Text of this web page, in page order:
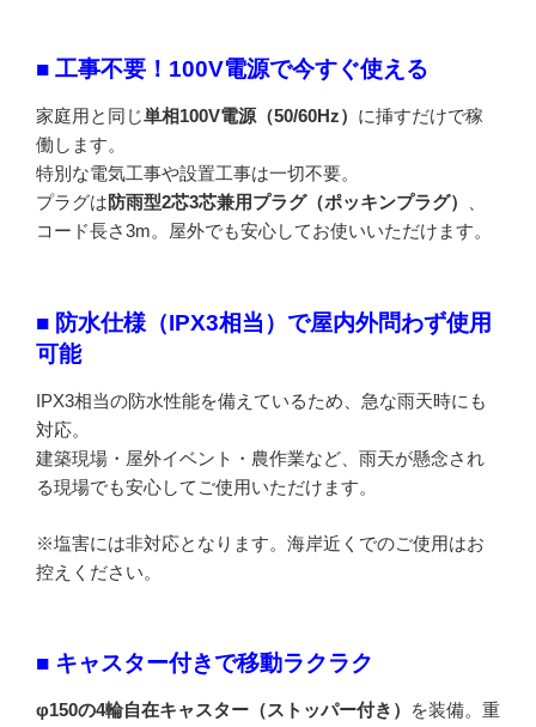
■ 工事不要！100V電源で今すぐ使える
家庭用と同じ単相100V電源（50/60Hz） に挿すだけで稼
働します。
特別な電気工事や設置工事は一切不要。
プラグは防雨型2芯3芯兼用プラグ（ポッキンプラグ）
、
コード長さ3m。屋外でも安心してお使いいただけます。
■ 防水仕様（IPX3相当）で屋内外問わず使用
可能
IPX3相当の防水性能を備えているため、急な雨天時にも
対応。
建築現場・屋外イベント・農作業など、雨天が懸念され
る現場でも安心してご使用いただけます。
※塩害には非対応となります。海岸近くでのご使用はお
控えください。
■ キャスター付きで移動ラクラク
φ150の4輪自在キャスター（ストッパー付き）
を装備。重